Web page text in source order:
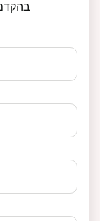
בהקדם